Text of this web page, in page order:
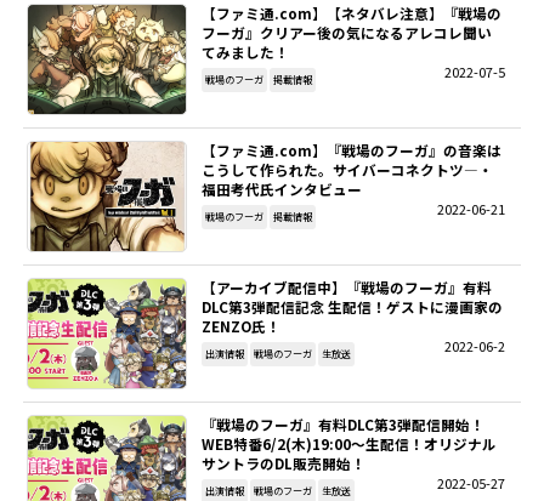
【ファミ通.com】【ネタバレ注意】『戦場の
フーガ』クリアー後の気になるアレコレ聞い
てみました！
2022-07-5
戦場のフーガ 掲載情報
【ファミ通.com】『戦場のフーガ』の音楽は
こうして作られた。サイバーコネクトツ―・
福田考代氏インタビュー
2022-06-21
戦場のフーガ 掲載情報
【アーカイブ配信中】『戦場のフーガ』有料
DLC第3弾配信記念 生配信！ゲストに漫画家の
ZENZO氏！
2022-06-2
出演情報 戦場のフーガ 生放送
『戦場のフーガ』有料DLC第3弾配信開始！
WEB特番6/2(木)19:00～生配信！オリジナル
サントラのDL販売開始！
2022-05-27
出演情報 戦場のフーガ 生放送